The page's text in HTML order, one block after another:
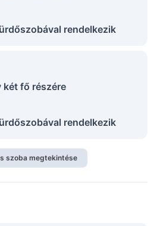
rendelkezik
két fő részére
rendelkezik
szoba megtekintése